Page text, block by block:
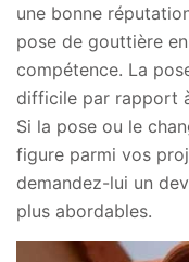
une bonne
pose de gouttière
compétence. La
difficile par rapport
Si la pose ou le
figure parmi vos
demandez-lui un
plus abordables.